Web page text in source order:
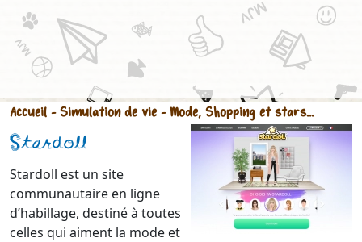
Accueil - Simulation de vie- Mode, Shopping et stars...
Stardoll
Stardoll est un site
communautaire en ligne
d’habillage, destiné à toutes
celles qui aiment la mode et